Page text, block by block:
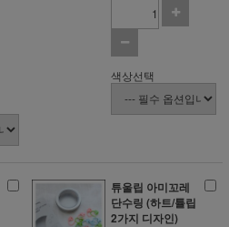
색상선택
튜울립 아미꼬레
단수링 (하트/튤립
2가지 디자인)